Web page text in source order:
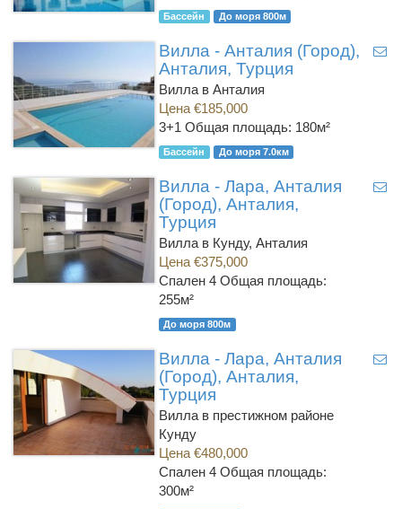
Бассейн До моря 800м
Вилла - Анталия (Город),
Анталия, Турция
Вилла в Анталия
Цена €185,000
3+1 Общая площадь: 180м²
Бассейн До моря 7.0км
Вилла - Лара, Анталия
(Город), Анталия,
Турция
Вилла в Кунду, Анталия
Цена €375,000
Спален 4 Общая площадь:
255м²
До моря 800м
Вилла - Лара, Анталия
(Город), Анталия,
Турция
Вилла в престижном районе
Кунду
Цена €480,000
Спален 4 Общая площадь:
300м²